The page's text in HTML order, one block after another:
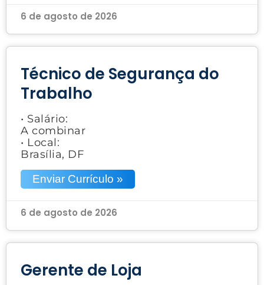
6 de agosto de 2026
Técnico de Segurança do
Trabalho
• Salário:
A combinar
• Local:
Brasília, DF
Enviar Currículo »
6 de agosto de 2026
Gerente de Loja